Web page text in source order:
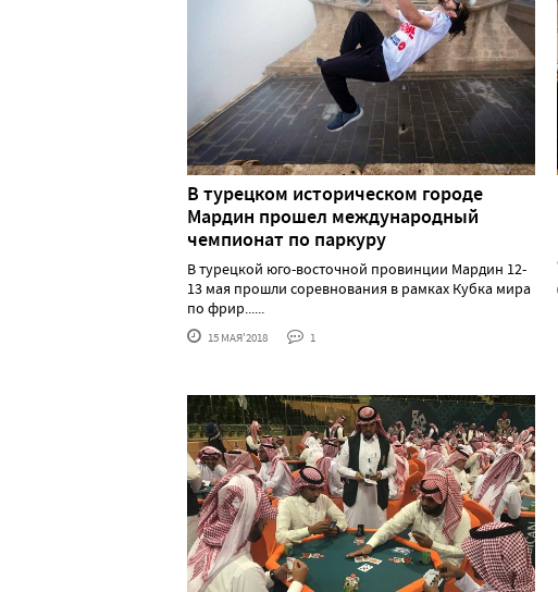
В турецком историческом городе
Мардин прошел международный
чемпионат по паркуру
В турецкой юго-восточной провинции Мардин 12-
13 мая прошли соревнования в рамках Кубка мира
по фрир......
15 МАЯ'2018 1